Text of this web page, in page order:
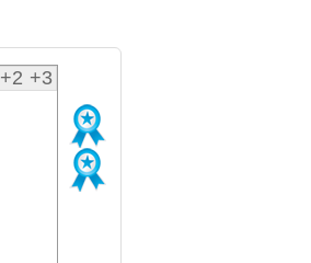
+2 +3